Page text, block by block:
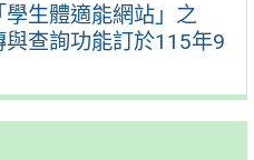
生體適能網站」之
與查詢功能訂於115年9